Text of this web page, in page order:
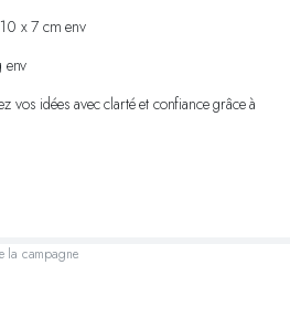
x 7 cm env
vos idées avec clarté et confiance grâce à
la campagne.